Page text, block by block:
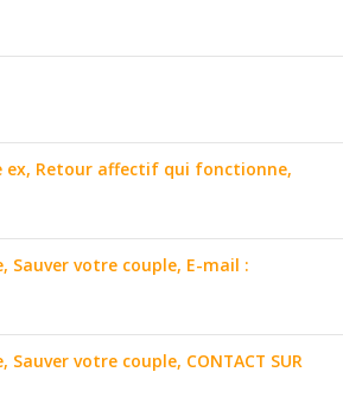
ex, Retour affectif qui fonctionne,
votre couple, E-mail :
votre couple, CONTACT SUR